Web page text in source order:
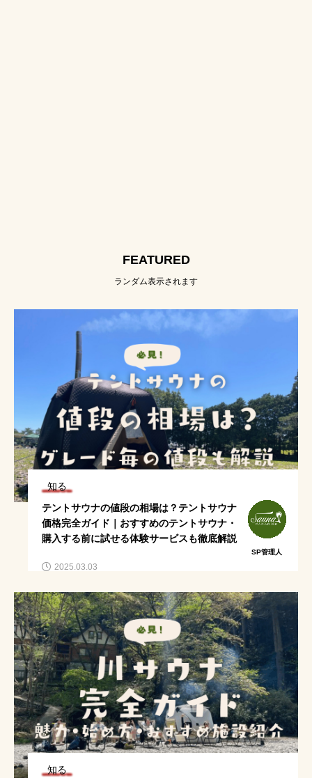
FEATURED
ランダム表示されます
知る
テントサウナの値段の相場は？テントサウナ
価格完全ガイド｜おすすめのテントサウナ・
購入する前に試せる体験サービスも徹底解説
SP管理人
2025.03.03
知る